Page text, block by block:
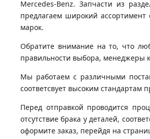
Mercedes-Benz. Запчасти из
предлагаем широкий ассортимент
марок.
Обратите внимание на то, что
правильности выбора, менеджеры
Мы работаем с различными
соответсвует высоким стандартам
Перед отправкой проводится
отсутствие брака у деталей,
оформите заказ, перейдя на